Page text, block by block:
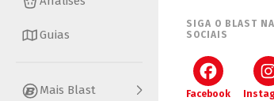
Guias
Mais Blast
SIGA O BLAST
SOCIAIS
Facebook